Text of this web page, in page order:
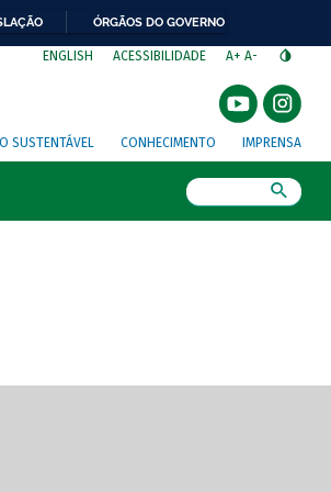
ÓRGÃOS DO GOVERNO
ENGLISH ACESSIBILIDADE A+ A-
SUSTENTÁVEL CONHECIMENTO IMPRENSA
tela